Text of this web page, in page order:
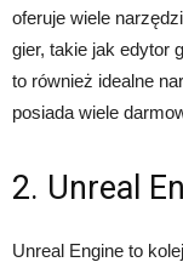
oferuje wiele
gier, takie jak edytor
to również idealne
posiada wiele
2. Unreal
Unreal Engine to